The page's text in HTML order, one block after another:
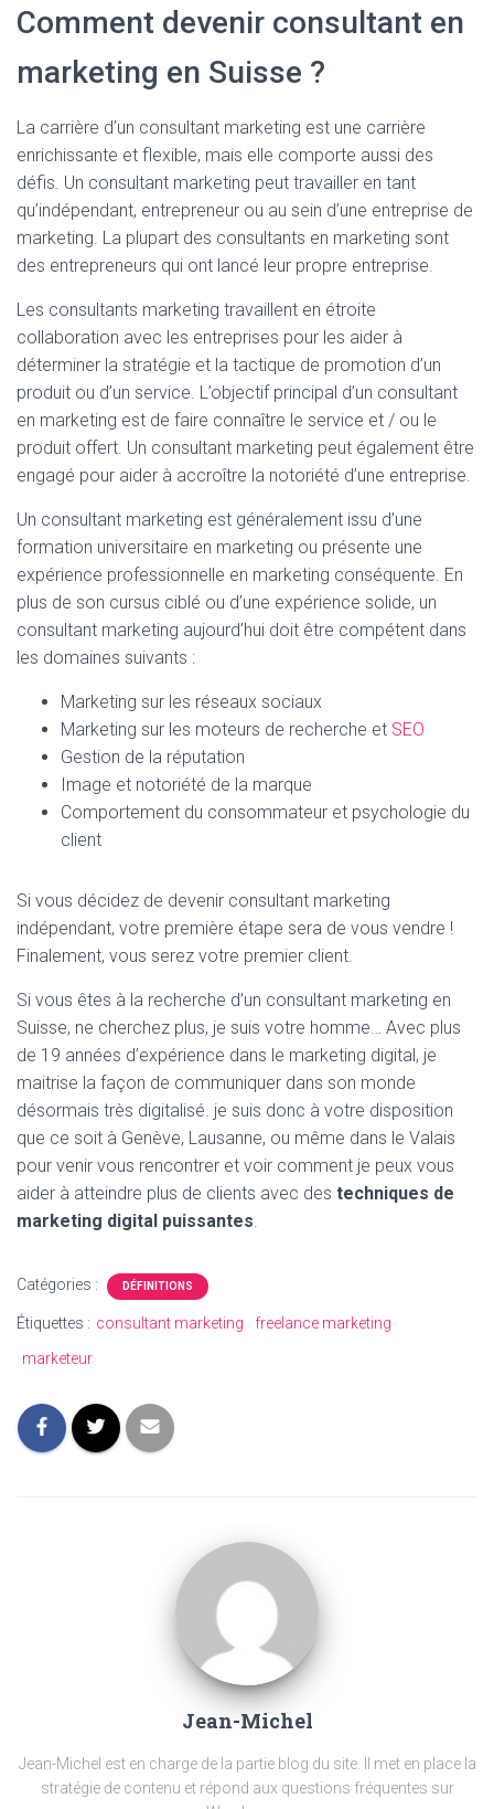
Comment devenir consultant en
marketing en Suisse ?
La carrière d’un consultant marketing est une carrière
enrichissante et flexible, mais elle comporte aussi des
défis. Un consultant marketing peut travailler en tant
qu’indépendant, entrepreneur ou au sein d’une entreprise de
marketing. La plupart des consultants en marketing sont
des entrepreneurs qui ont lancé leur propre entreprise.
Les consultants marketing travaillent en étroite
collaboration avec les entreprises pour les aider à
déterminer la stratégie et la tactique de promotion d’un
produit ou d’un service. L’objectif principal d’un consultant
en marketing est de faire connaître le service et / ou le
produit offert. Un consultant marketing peut également être
engagé pour aider à accroître la notoriété d’une entreprise.
Un consultant marketing est généralement issu d’une
formation universitaire en marketing ou présente une
expérience professionnelle en marketing conséquente. En
plus de son cursus ciblé ou d’une expérience solide, un
consultant marketing aujourd’hui doit être compétent dans
les domaines suivants :
Marketing sur les réseaux sociaux
Marketing sur les moteurs de recherche et SEO
Gestion de la réputation
Image et notoriété de la marque
Comportement du consommateur et psychologie du
client
Si vous décidez de devenir consultant marketing
indépendant, votre première étape sera de vous vendre !
Finalement, vous serez votre premier client.
Si vous êtes à la recherche d’un consultant marketing en
Suisse, ne cherchez plus, je suis votre homme… Avec plus
de 19 années d’expérience dans le marketing digital, je
maitrise la façon de communiquer dans son monde
désormais très digitalisé. je suis donc à votre disposition
que ce soit à Genève, Lausanne, ou même dans le Valais
pour venir vous rencontrer et voir comment je peux vous
aider à atteindre plus de clients avec des techniques de
marketing digital puissantes.
Catégories : DÉFINITIONS
Étiquettes : consultant marketing
freelance marketing
marketeur
Jean-Michel
Jean-Michel est en charge de la partie blog du site. Il met en place la
stratégie de contenu et répond aux questions fréquentes sur